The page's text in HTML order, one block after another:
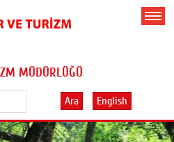
MÜDÜRLÜĞÜ
Ara English